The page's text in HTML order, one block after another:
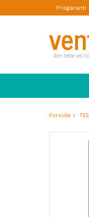
Prisgaranti
Forside